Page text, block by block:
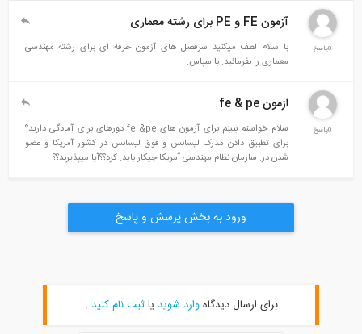
آزمون FE و PE برای رشته معماری
با سلام لطف میکنید سرفصل های آزمون حرفه ای برای رشته مهندسی
معماری را بفرمائید. با سپاس.
ازمون fe & pe
سلام خواستم ببینم برای آزمون های fe &pe دورهای برای آمادگی دارید؟
برای تطبیق دادن مدرک لیسانس و فوق لیسانس در کشور آمریکا و عضو
شدن در. سازمان نظام مهندسی آمریکا چیکار باید. کرد؟؟آیا میپذیرند؟؟
ورود به بخش پرسش و پاسخ
برای ارسال دیدگاهوارد شویدیاثبت نام کنید.